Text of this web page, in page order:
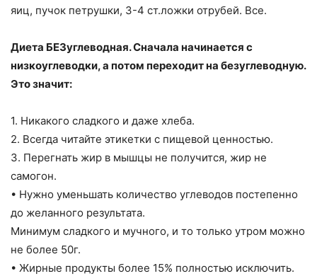
яиц, пучок петрушки, 3-4 ст.ложки отрубей. Все.
Диета БЕЗуглеводная. Сначала начинается с
низкоуглеводки, а потом переходит на безуглеводную.
Это значит:
1. Никакого сладкого и даже хлеба.
2. Всегда читайте этикетки с пищевой ценностью.
3. Перегнать жир в мышцы не получится, жир не
самогон.
• Нужно уменьшать количество углеводов постепенно
до желанного результата.
Минимум сладкого и мучного, и то только утром можно
не более 50г.
• Жирные продукты более 15% полностью исключить.